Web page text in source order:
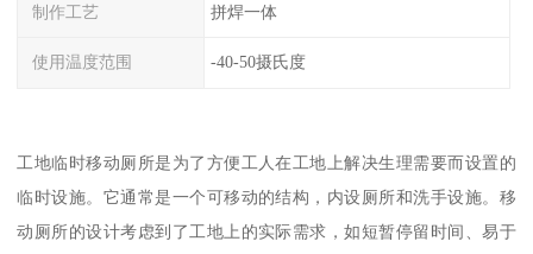
制作工艺 拼焊一体
使用温度范围 -40-50摄氏度
工地临时移动厕所是为了方便工人在工地上解决生理需要而设置的
临时设施。它通常是一个可移动的结构，内设厕所和洗手设施。移
动厕所的设计考虑到了工地上的实际需求，如短暂停留时间、易于